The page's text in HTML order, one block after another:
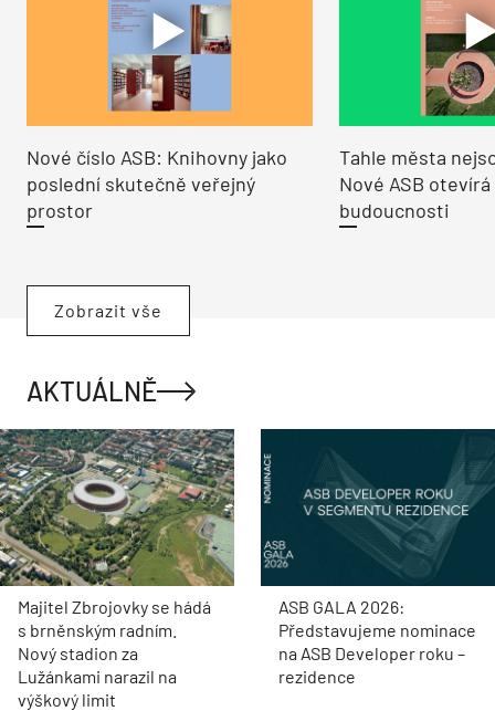
Nové číslo ASB: Knihovny jako
poslední skutečně veřejný
prostor
Tahle města
Nové ASB
budoucnosti
Zobrazit vše
AKTUÁLNĚ
Majitel Zbrojovky se hádá
s brněnským radním.
Nový stadion za
Lužánkami narazil na
výškový limit
ASB GALA 2026:
Představujeme nominace
na ASB Developer roku –
rezidence